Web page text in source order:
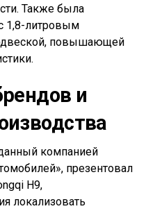
Также была
1,8-литровым
повышающей
и
компанией
презентовал
H9,
локализовать